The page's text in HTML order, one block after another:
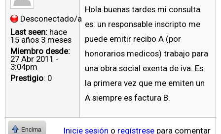
Desconectado/a
Last seen: hace
15 años 3 meses
Miembro desde:
27 Abr 2011 -
3:04pm
Prestigio: 0
Hola buenas tardes mi consulta
es: un responsable inscripto me
puede emitir recibo A (por
honorarios medicos) trabajo para
una obra social exenta de iva. Es
la primera vez que me emiten un
A siempre es factura B.
Encima Inicie sesión o regístrese para comentar